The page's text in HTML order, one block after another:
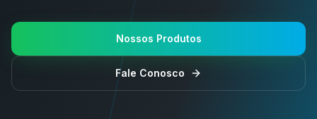
Nossos Produtos
Fale Conosco